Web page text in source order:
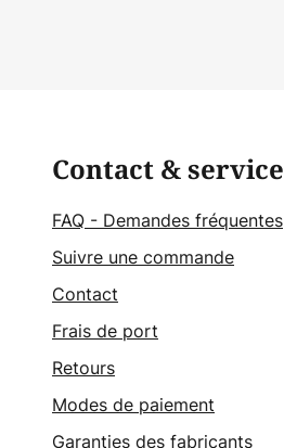
Contact & service
FAQ - Demandes fréquentes
Suivre une commande
Contact
Frais de port
Retours
Modes de paiement
Garanties des fabricants